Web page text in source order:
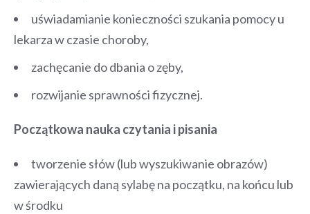
uświadamianie konieczności szukania pomocy u
lekarza w czasie choroby,
zachęcanie do dbania o zęby,
rozwijanie sprawności fizycznej.
Początkowa nauka czytania i pisania
tworzenie słów (lub wyszukiwanie obrazów)
zawierających daną sylabę na początku, na końcu lub
w środku